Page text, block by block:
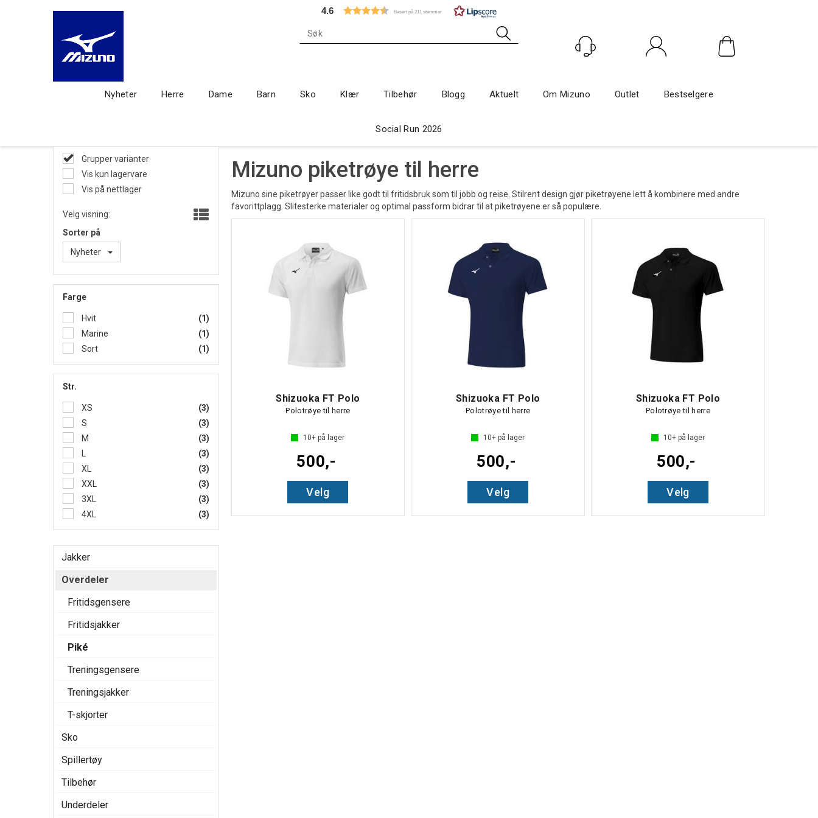
4.6 Basert på 211 stemmer
Nyheter Herre Dame Barn Sko Klær Tilbehør Blogg Aktuelt Om Mizuno Outlet Bestselgere
Social Run 2026
Grupper varianter
Vis kun lagervare
Vis på nettlager
Velg visning:
Sorter på
Nyheter
Farge
Hvit
(1)
Marine
(1)
Sort
(1)
Str.
XS
(3)
S
(3)
M
(3)
(3)
XL
(3)
XXL
(3)
3XL
(3)
4XL
(3)
Jakker
Overdeler
Fritidsgensere
Fritidsjakker
Piké
Treningsgensere
Treningsjakker
T-skjorter
Sko
Spillertøy
Tilbehør
Underdeler
Mizuno piketrøye til herre
Mizuno sine piketrøyer passer like godt til fritidsbruk som til jobb og reise. Stilrent design gjør piketrøyene lett å kombinere med andre
favorittplagg. Slitesterke materialer og optimal passform bidrar til at piketrøyene er så populære.
Shizuoka FT Polo
Polotrøye til herre
10+ på lager
500,-
Velg
Shizuoka FT Polo
Polotrøye til herre
10+ på lager
500,-
Velg
Shizuoka FT Polo
Polotrøye til herre
10+på lager
500,-
Velg